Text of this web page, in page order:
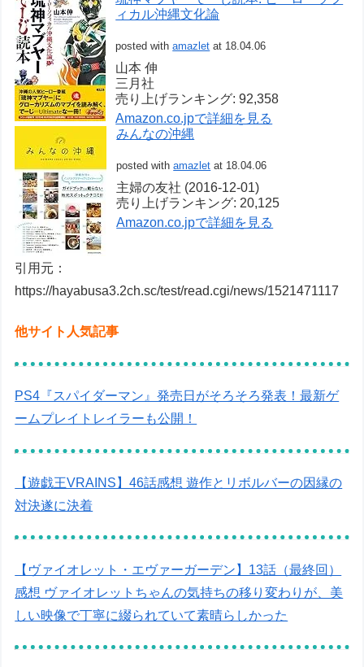
ィカル沖縄文化論
posted withamazlet at 18.04.06
山本 伸
三月社
売り上げランキング: 92,358
Amazon.co.jpで詳細を見る
みんなの沖縄
posted withamazlet at 18.04.06
主婦の友社 (2016-12-01)
売り上げランキング: 20,125
Amazon.co.jpで詳細を見る
引用元：
https://hayabusa3.2ch.sc/test/read.cgi/news/1521471117
他サイト人気記事
PS4『スパイダーマン』発売日がそろそろ発表！最新ゲ
ームプレイトレイラーも公開！
【遊戯王VRAINS】46話感想 遊作とリボルバーの因縁の
対決遂に決着
【ヴァイオレット・エヴァーガーデン】13話（最終回）
感想 ヴァイオレットちゃんの気持ちの移り変わりが、美
しい映像で丁寧に綴られていて素晴らしかった